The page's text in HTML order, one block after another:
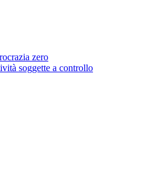
zero
soggette a controllo